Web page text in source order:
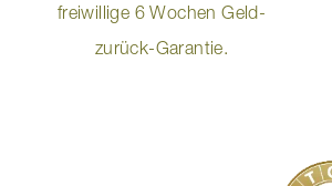
freiwillige 6 Wochen Geld-
zurück-Garantie.